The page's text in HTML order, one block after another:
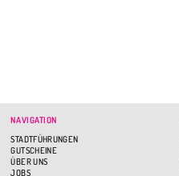
NAVIGATION
STADTFÜHRUNGEN
GUTSCHEINE
ÜBER UNS
JOBS